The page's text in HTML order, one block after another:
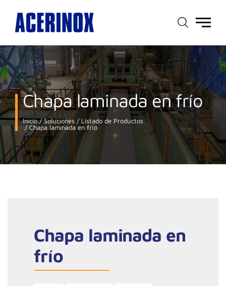
Menú
Chapa laminada en frío
Inicio Soluciones Listado de Productos
Chapa laminada en frío
Chapa laminada en
frío